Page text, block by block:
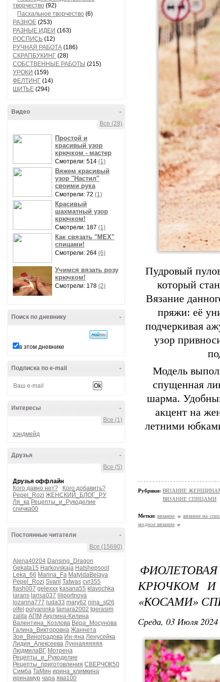
творчество (92)
Пасхальное творчество (6)
РАЗНОЕ (253)
РАЗНЫЕ ИДЕИ (163)
РОСПИСЬ (12)
РУЧНАЯ РАБОТА (186)
СКРАПБУКИНГ (28)
СОБСТВЕННЫЕ РАБОТЫ (215)
УРОКИ (159)
ФЕЛТИНГ (14)
ШИТЬЕ (294)
-
Видео
Все (28)
Простой и
красивый узор
крючком - мастер
Смотрели: 514 (1)
Вяжем красивый
узор "Настил"
своими рука
Смотрели: 72 (1)
Красивый
шахматный узор
крючком!
Смотрели: 187 (1)
Как связать "МЕХ"
спицами!
Смотрели: 264 (6)
Учимся вязать розу
крючком!
Смотрели: 178 (2)
-
Поиск по дневнику
в этом дневнике
-
Подписка по e-mail
-
Интересы
Все (1)
хэндмейд
-
Друзья
Все (5)
Друзья оффлайн
Кого давно нет?
Кого добавить?
Pepel_Rozi ЖЕНСКИЙ_БЛОГ_РУ
Ля_ка Рецепты_и_Рукоделие
спичка00
-
Постоянные читатели
Все (15690)
Alena40204 Dansing_Dragon
Gekata15 Harkovskaja Hatshepsoot
Leka_66 Marina_Fa MatyldaBelaya
Pepel_Rozi Svaril Tatwas cvr355
flash007 gelexxx kasana55 klavochka
larans larisa037 liliportnova
lozanna777 luda33 mary62 nina_st26
olfel polyaninka tamara2002 tgerasim
zalita АПМ Акулина-Килина
Валентина_Козлова Вера_Мосунова
Галина_Викторовна Жаннета
Зоя_Виноградова Ин-яна Ленусейка
Лидия_Алексеева Луннаяяяяяя
ЛюдмилаВГ Мотрена
Рецепты_и_Рукоделие
Рецепты_приготовления СВЕРЧОК50
Симба ТаМин ирина_климкина
иринамур чара ява100
Пудровый
который
Вязание
пряжи: её
подчеркивая
узор
Модель
спущенная
шарма.
акцент на
летними
Рубрики: ВЯЗАНИЕ ЖЕНЩИНАМ/
ВЯЗАНИЕ СПИЦАМИ
Метки: вязание
вязание на
модное вязание
КРЮЧКОМ И
«КОСАМИ»
Среда, 03 Июля